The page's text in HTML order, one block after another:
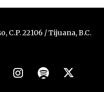
C.P. 22106 / Tijuana, B.C.